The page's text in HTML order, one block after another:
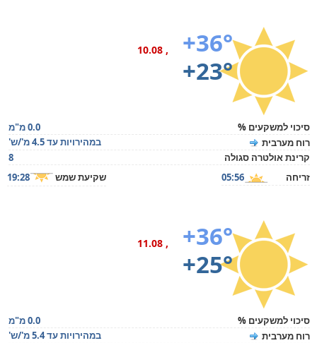
+36°
+23°
, 10.08
סיכוי למשקעים %
0.0 מ"מ
רוח מערבית
במהירויות עד 4.5 מ'/ש'
קרינת אולטרה סגולה
8
זריחה
05:56 שקיעת שמש 19:28
+36°
+25°
, 11.08
סיכוי למשקעים %
0.0 מ"מ
רוח מערבית
במהירויות עד 5.4 מ'/ש'